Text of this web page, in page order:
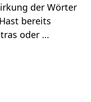
der Wörter
bereits
oder …